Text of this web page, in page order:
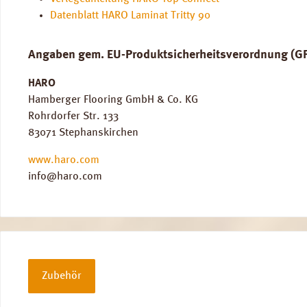
Datenblatt HARO Laminat Tritty 90
Angaben gem. EU-Produktsicherheitsverordnung
HARO
Hamberger Flooring GmbH & Co. KG
Rohrdorfer Str. 133
83071 Stephanskirchen
www.haro.com
info@haro.com
Zubehör